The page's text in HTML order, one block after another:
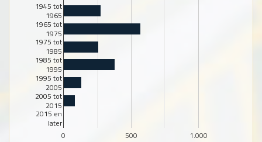
0 500 1.000
1945 tot
1965
1965 tot
1975
1975 tot
1985
1985 tot
1995
1995 tot
2005
2005 tot
2015
2015 en
later